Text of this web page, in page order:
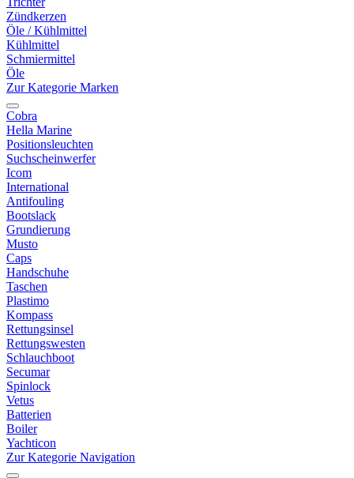
Zündkerzen
Öle / Kühlmittel
Kühlmittel
Schmiermittel
Öle
Zur Kategorie Marken
Cobra
Hella Marine
Positionsleuchten
Suchscheinwerfer
Icom
International
Antifouling
Bootslack
Grundierung
Musto
Caps
Handschuhe
Taschen
Plastimo
Kompass
Rettungsinsel
Rettungswesten
Schlauchboot
Secumar
Spinlock
Vetus
Batterien
Boiler
Yachticon
Zur Kategorie Navigation